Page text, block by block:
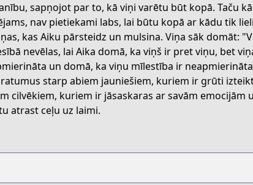
4397-95f1-15df8b017488
danshi-wa-genjitsu-shugisha
sapņojot par to, kā viņi varētu būt kopā. Taču
nav pietiekami labs, lai būtu kopā ar kādu tik
kas Aiku pārsteidz un mulsina. Viņa sāk domāt:
nevēlas, lai Aika domā, ka viņš ir pret viņu, bet
un domā, ka viņu mīlestība ir
starp abiem jauniešiem, kuriem ir grūti
cilvēkiem, kuriem ir jāsaskaras ar savām emocijām
atrast ceļu uz laimi.